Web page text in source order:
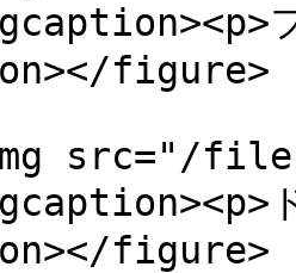
フ
figure>
src="/files/
ド
figure>